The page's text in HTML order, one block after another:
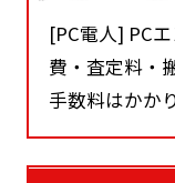
[PC電人] PC
費・査定料・
手数料はかか